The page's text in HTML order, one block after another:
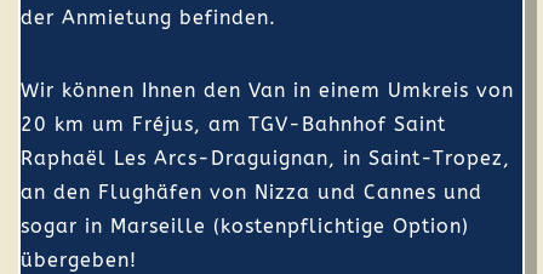
der Anmietung befinden.
Wir können Ihnen den Van in einem Umkreis von
20 km um Fréjus, am TGV-Bahnhof Saint
Raphaël Les Arcs-Draguignan, in Saint-Tropez,
an den Flughäfen von Nizza und Cannes und
sogar in Marseille (kostenpflichtige Option)
übergeben!